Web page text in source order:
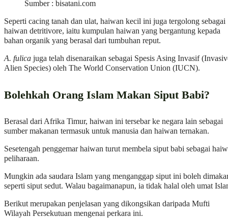
Sumber : bisatani.com
Seperti cacing tanah dan ulat, haiwan kecil ini juga tergolong sebagai
haiwan detritivore, iaitu kumpulan haiwan yang bergantung kepada
bahan organik yang berasal dari tumbuhan reput.
A. fulica juga telah disenaraikan sebagai Spesis Asing Invasif
Alien Species) oleh The World Conservation Union (IUCN).
Bolehkah Orang Islam Makan Siput Babi?
Berasal dari Afrika Timur, haiwan ini tersebar ke negara lain sebagai
sumber makanan termasuk untuk manusia dan haiwan ternakan.
Sesetengah penggemar haiwan turut membela siput babi sebagai
peliharaan.
Mungkin ada saudara Islam yang menganggap siput ini boleh
seperti siput sedut. Walau bagaimanapun, ia tidak halal oleh umat
Berikut merupakan penjelasan yang dikongsikan daripada Mufti
Wilayah Persekutuan mengenai perkara ini.